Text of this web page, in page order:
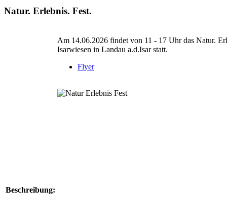
Natur. Erlebnis. Fest.
Beschreibung:
Am 14.06.2026 findet von 11 - 17 Uhr das Natur.
Isarwiesen in Landau a.d.Isar statt.
Flyer